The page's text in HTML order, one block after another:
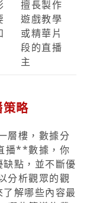
擅長製作
遊戲教學
或精華片
段的直播
主
略
層樓，數據分
播**數據，你
點，並不斷優
分析觀眾的觀
解哪些內容最